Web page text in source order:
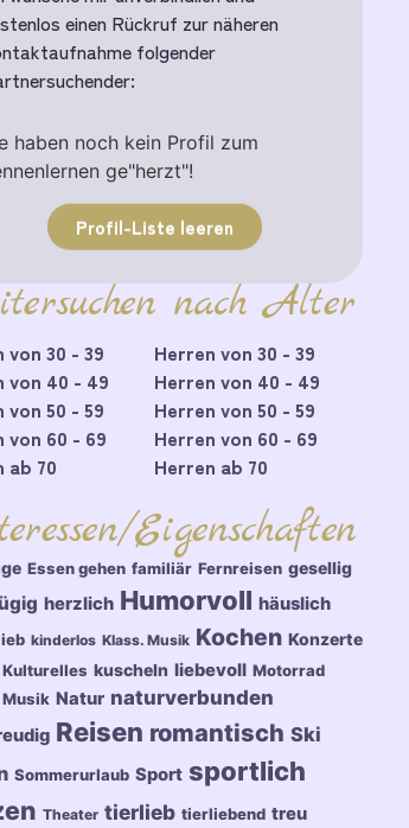
einen Rückruf zur näheren
folgender
haben noch kein Profil zum
ge"herzt"!
Profil-Liste leeren
nach Alter
von 30 - 39
von 40 - 49
von 50 - 59
von 60 - 69
ab 70
Herren von 30 - 39
Herren von 40 - 49
Herren von 50 - 59
Herren von 60 - 69
Herren ab 70
Eigenschaften
Essen gehen familiär Fernreisen gesellig
herzlich Humorvoll häuslich
kinderlos Klass. Musik Kochen Konzerte
Kulturelles kuscheln liebevoll Motorrad
Musik Natur naturverbunden
Reisen romantisch Ski
Sommerurlaub Sport sportlich
Theater tierlieb tierliebend treu